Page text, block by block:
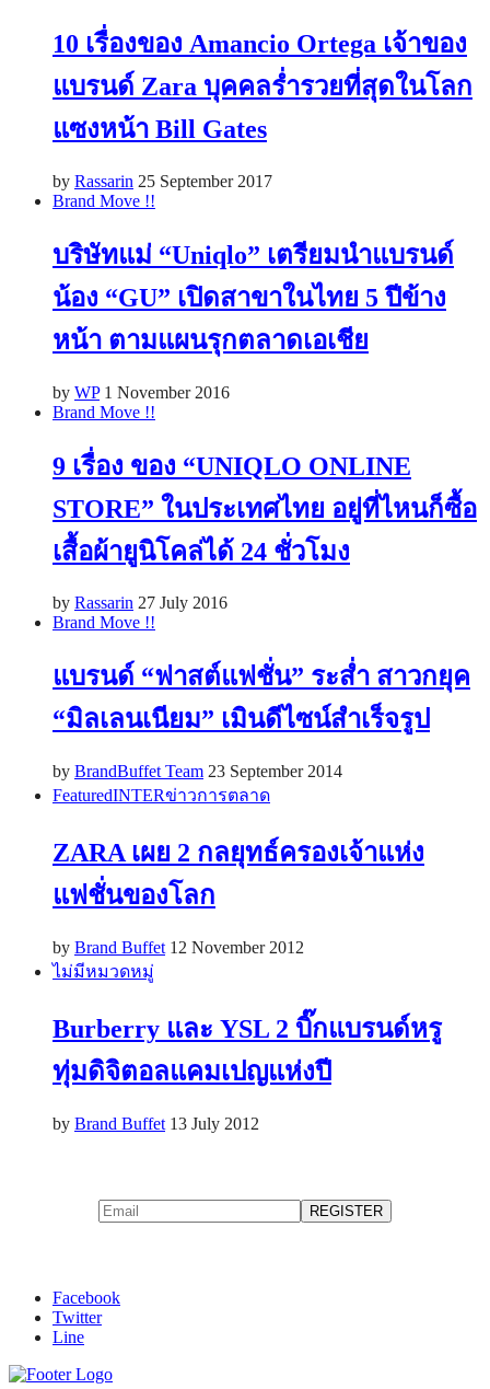
10 เรื่องของ Amancio Ortega เจ้าของ
แบรนด์ Zara บุคคลร่ำรวยที่สุดในโลก
แซงหน้า Bill Gates
by Rassarin 25 September 2017
Brand Move !!
บริษัทแม่ “Uniqlo” เตรียมนำแบรนด์
น้อง “GU” เปิดสาขาในไทย 5 ปีข้าง
หน้า ตามแผนรุกตลาดเอเชีย
by WP 1 November 2016
Brand Move !!
9 เรื่อง ของ “UNIQLO ONLINE
STORE” ในประเทศไทย อยู่ที่ไหนก็ซื้อ
เสื้อผ้ายูนิโคล่ได้ 24 ชั่วโมง
by Rassarin 27 July 2016
Brand Move !!
แบรนด์ “ฟาสต์แฟชั่น” ระส่ำ สาวกยุค
“มิลเลนเนียม” เมินดีไซน์สำเร็จรูป
by BrandBuffet Team 23 September 2014
FeaturedINTERข่าวการตลาด
ZARA เผย 2 กลยุทธ์ครองเจ้าแห่ง
แฟชั่นของโลก
by Brand Buffet 12 November 2012
ไม่มีหมวดหมู่
Burberry และ YSL 2 บิ๊กแบรนด์หรู
ทุ่มดิจิตอลแคมเปญแห่งปี
by Brand Buffet 13 July 2012
Facebook
Twitter
Line